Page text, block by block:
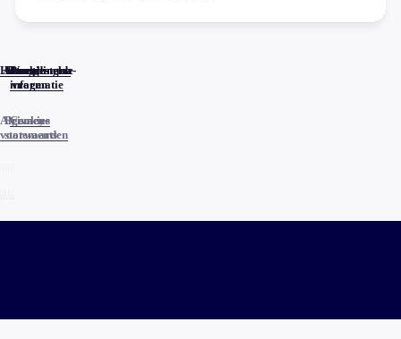
Home
Actueel
Uitzendingen
Reacties
Programma-
informatie
Veelgestelde
vragen
Algemene
voorwaarden
Privacy
statements
Cookies